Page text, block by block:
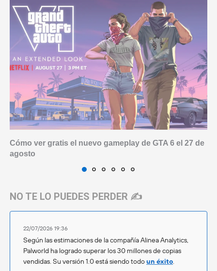
Cómo ver gratis el nuevo gameplay de GTA 6 el 27 de
agosto
NO TE LO PUEDES PERDER ✍️
22/07/2026 19:36
Según las estimaciones de la compañía Alinea Analytics,
Palworld ha logrado superar los 30 millones de copias
vendidas. Su versión 1.0 está siendo todoun éxito.